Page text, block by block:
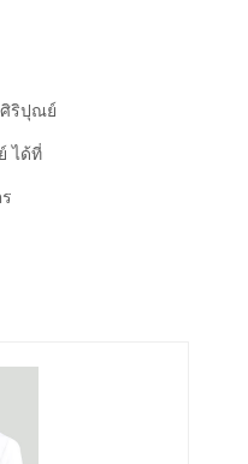
ริปุณย์
ได้ที่